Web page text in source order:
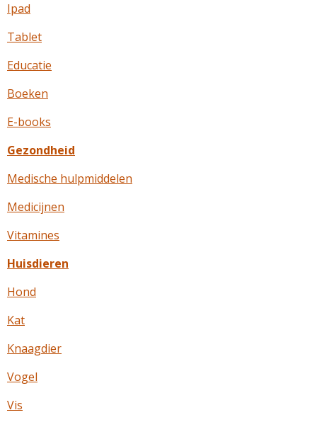
Ipad
Tablet
Educatie
Boeken
E-books
Gezondheid
Medische hulpmiddelen
Medicijnen
Vitamines
Huisdieren
Hond
Kat
Knaagdier
Vogel
Vis